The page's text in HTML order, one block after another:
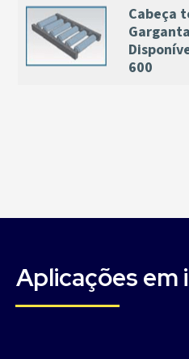
Cabeça
600
Aplicações em